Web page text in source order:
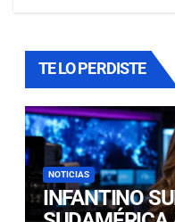
TE LO PERDISTE
NOTICIAS
INFANTINO